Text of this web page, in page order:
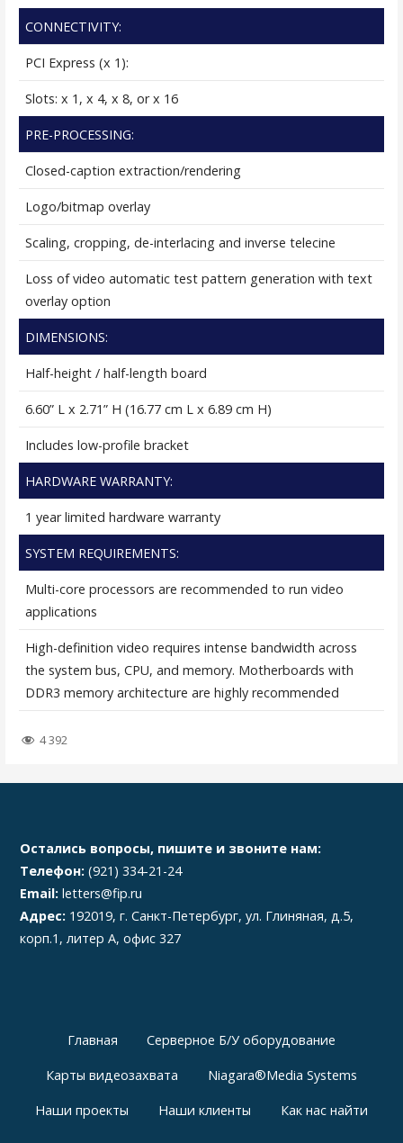
CONNECTIVITY:
PCI Express (x 1):
Slots: x 1, x 4, x 8, or x 16
PRE-PROCESSING:
Closed-caption extraction/rendering
Logo/bitmap overlay
Scaling, cropping, de-interlacing and inverse telecine
Loss of video automatic test pattern generation with text
overlay option
DIMENSIONS:
Half-height / half-length board
6.60” L x 2.71” H (16.77 cm L x 6.89 cm H)
Includes low-profile bracket
HARDWARE WARRANTY:
1 year limited hardware warranty
SYSTEM REQUIREMENTS:
Multi-core processors are recommended to run video
applications
High-definition video requires intense bandwidth across
the system bus, CPU, and memory. Motherboards with
DDR3 memory architecture are highly recommended
4 392
Остались вопросы, пишите и звоните нам:
Телефон: (921) 334-21-24
Email:letters@fip.ru
Адрес: 192019, г. Санкт-Петербург, ул. Глиняная, д.5,
корп.1, литер А, офис 327
Главная Серверное Б/У оборудование
Карты видеозахвата Niagara®Media Systems
Наши проекты Наши клиенты Как нас найти